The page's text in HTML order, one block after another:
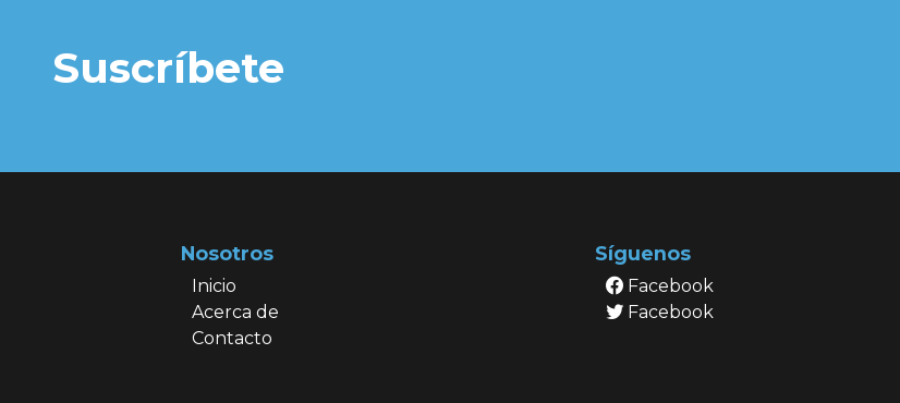
Suscríbete
Nosotros
Inicio
Acerca de
Contacto
Síguenos
Facebook
Facebook